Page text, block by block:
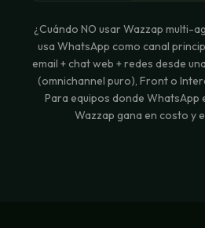
¿Cuándo NO usar Wazzap multi-
usa WhatsApp como canal
email + chat web + redes desde
(omnichannel puro), Front o
Para equipos donde WhatsApp
Wazzap gana en costo y